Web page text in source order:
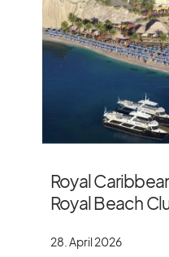
Royal
Royal Beach
28. April 2026